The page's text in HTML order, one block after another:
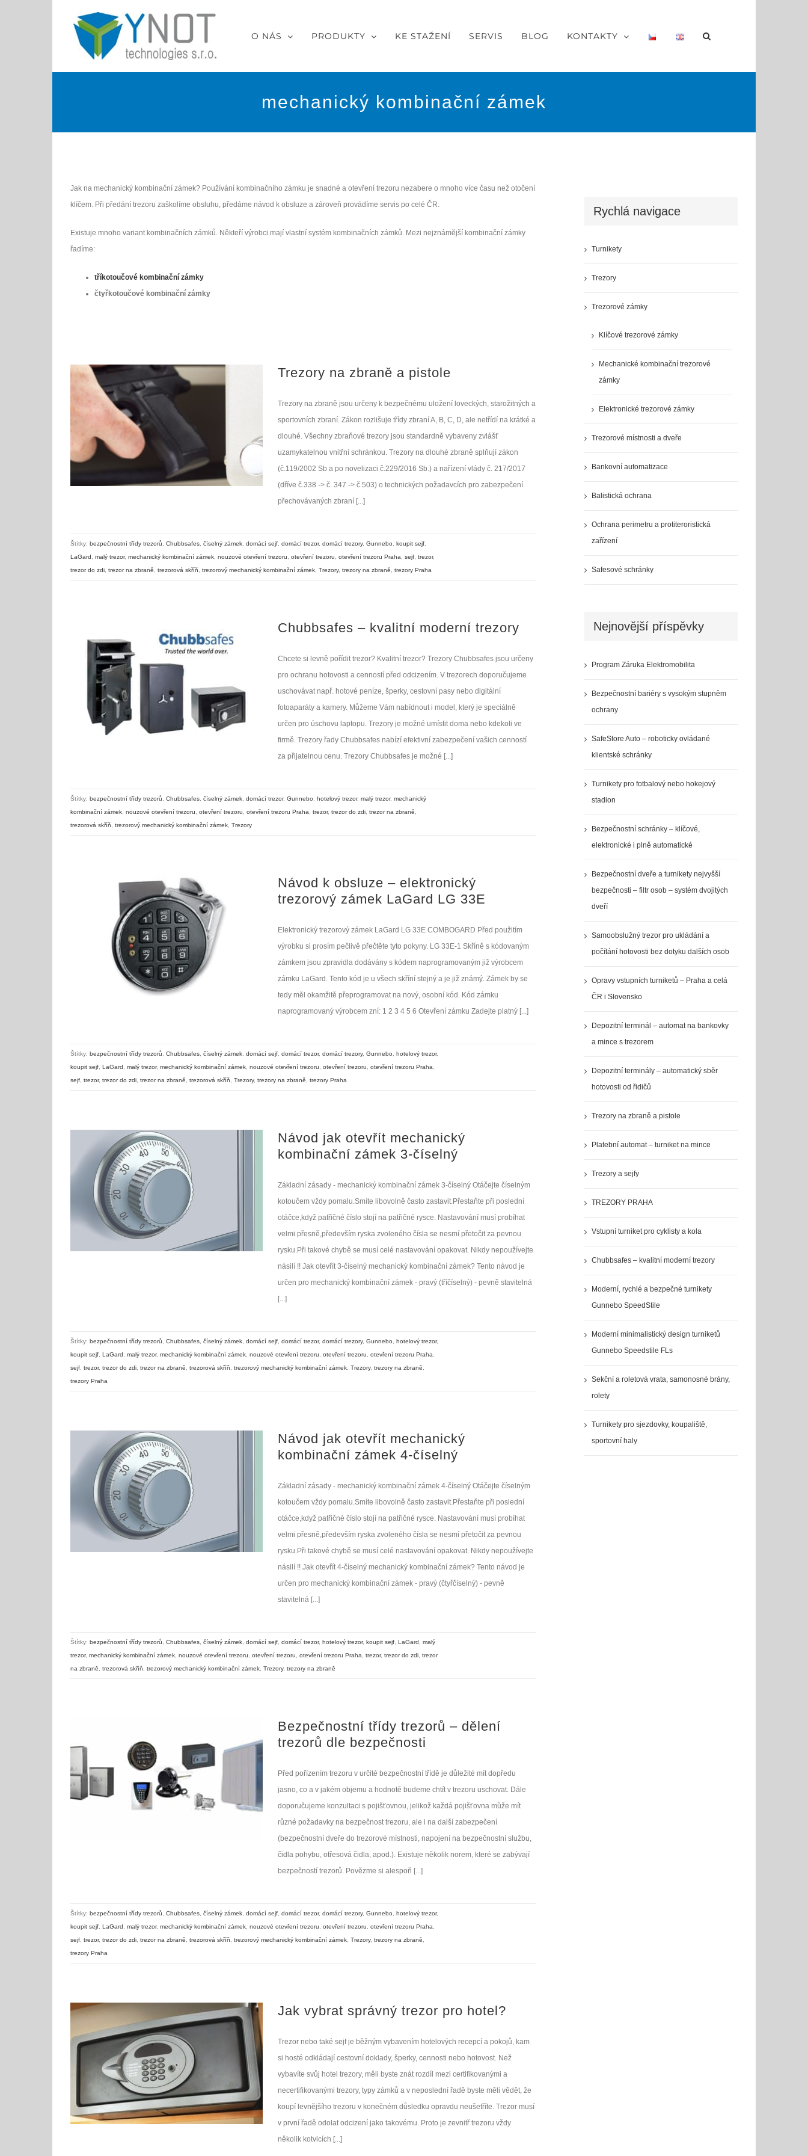
O NÁS PRODUKTY KE STAŽENÍ SERVIS BLOG KONTAKTY
mechanický kombinační zámek
Jak na mechanický kombinační zámek? Používání kombinačního zámku je snadné a otevření trezoru nezabere o mnoho více času než otočení
klíčem. Při předání trezoru zaškolíme obsluhu, předáme návod k obsluze a zároveň provádíme servis po celé ČR.
Existuje mnoho variant kombinačních zámků. Někteří výrobci mají vlastní systém kombinačních zámků. Mezi nejznámější kombinační zámky
řadíme:
tříkotoučové kombinační zámky
čtyřkotoučové kombinační zámky
Trezory na zbraně a pistole
Trezory na zbraně jsou určeny k bezpečnému uložení loveckých, starožitných a
sportovních zbraní. Zákon rozlišuje třídy zbraní A, B, C, D, ale netřídí na krátké a
dlouhé. Všechny zbraňové trezory jsou standardně vybaveny zvlášť
uzamykatelnou vnitřní schránkou. Trezory na dlouhé zbraně splňují zákon
(č.119/2002 Sb a po novelizaci č.229/2016 Sb.) a nařízení vlády č. 217/2017
(dříve č.338 -> č. 347 -> č.503) o technických požadavcích pro zabezpečení
přechovávaných zbraní [...]
Štítky: bezpečnostní třídy trezorů Chubbsafes číselný zámek domácí sejf domácí trezor, domácí trezory, Gunnebo koupit sejf
LaGard
malý trezor, mechanický kombinační zámek nouzové otevření trezoru otevření trezoru otevření trezoru Praha sejf trezor,
trezor do zdi trezor na zbraně trezorová skříň trezorový mechanický kombinační zámek Trezory, trezory na zbraně trezory Praha
Chubbsafes – kvalitní moderní trezory
Chcete si levně pořídit trezor? Kvalitní trezor? Trezory Chubbsafes jsou určeny
pro ochranu hotovosti a cenností před odcizením. V trezorech doporučujeme
uschovávat např. hotové peníze, šperky, cestovní pasy nebo digitální
fotoaparáty a kamery. Můžeme Vám nabídnout i model, který je speciálně
určen pro úschovu laptopu. Trezory je možné umístit doma nebo kdekoli ve
firmě. Trezory řady Chubbsafes nabízí efektivní zabezpečení vašich cenností
za přijatelnou cenu. Trezory Chubbsafes je možné [...]
Štítky: bezpečnostní třídy trezorů Chubbsafes číselný zámek domácí trezor, Gunnebo hotelový trezor, malý trezor, mechanický
kombinační zámek nouzové otevření trezoru otevření trezoru otevření trezoru Praha trezor, trezor do zdi trezor na zbraně
trezorová skříň
trezorový mechanický kombinační zámek Trezory
Návod k obsluze – elektronický
trezorový zámek LaGard LG 33E
Elektronický trezorový zámek LaGard LG 33E COMBOGARD Před použitím
výrobku si prosím pečlivě přečtěte tyto pokyny. LG 33E-1 Skříně s kódovaným
zámkem jsou zpravidla dodávány s kódem naprogramovaným již výrobcem
zámku LaGard. Tento kód je u všech skříní stejný a je již známý. Zámek by se
tedy měl okamžitě přeprogramovat na nový, osobní kód. Kód zámku
naprogramovaný výrobcem zní: 1 2 3 4 5 6 Otevření zámku Zadejte platný [...]
Štítky: bezpečnostní třídy trezorů Chubbsafes číselný zámek domácí sejf domácí trezor, domácí trezory, Gunnebo hotelový trezor,
koupit sejf LaGard malý trezor, mechanický kombinační zámek nouzové otevření trezoru otevření trezoru otevření trezoru Praha
sejf trezor, trezor do zdi trezor na zbraně trezorová skříň Trezory, trezory na zbraně trezory Praha
Návod jak otevřít mechanický
kombinační zámek 3-číselný
Základní zásady - mechanický kombinační zámek 3-číselný Otáčejte číselným
kotoučem vždy pomalu.Smíte libovolně často zastavit.Přestaňte při poslední
otáčce,když patřičné číslo stojí na patřičné rysce. Nastavování musí probíhat
velmi přesně,především ryska zvoleného čísla se nesmí přetočit za pevnou
rysku.Při takové chybě se musí celé nastavování opakovat. Nikdy nepoužívejte
násilí !! Jak otevřít 3-číselný mechanický kombinační zámek? Tento návod je
určen pro mechanický kombinační zámek - pravý (tříčíselný) - pevně stavitelná
[...]
Štítky: bezpečnostní třídy trezorů Chubbsafes číselný zámek domácí sejf domácí trezor, domácí trezory, Gunnebo hotelový trezor,
koupit sejf LaGard malý trezor, mechanický kombinační zámek nouzové otevření trezoru otevření trezoru otevření trezoru Praha
sejf trezor, trezor do zdi trezor na zbraně trezorová skříň trezorový mechanický kombinační zámek Trezory, trezory na zbraně
trezory Praha
Návod jak otevřít mechanický
kombinační zámek 4-číselný
Základní zásady - mechanický kombinační zámek 4-číselný Otáčejte číselným
kotoučem vždy pomalu.Smíte libovolně často zastavit.Přestaňte při poslední
otáčce,když patřičné číslo stojí na patřičné rysce. Nastavování musí probíhat
velmi přesně,především ryska zvoleného čísla se nesmí přetočit za pevnou
rysku.Při takové chybě se musí celé nastavování opakovat. Nikdy nepoužívejte
násilí !! Jak otevřít 4-číselný mechanický kombinační zámek? Tento návod je
určen pro mechanický kombinační zámek - pravý (čtyřčíselný) - pevně
stavitelná [...]
Štítky: bezpečnostní třídy trezorů Chubbsafes číselný zámek domácí sejf domácí trezor, hotelový trezor, koupit sejf LaGard
malý
trezor, mechanický kombinační zámek nouzové otevření trezoru otevření trezoru otevření trezoru Praha trezor, trezor do zdi trezor
na zbraně
trezorová skříň trezorový mechanický kombinační zámek Trezory, trezory na zbraně
Bezpečnostní třídy trezorů – dělení
trezorů dle bezpečnosti
Před pořízením trezoru v určité bezpečnostní třídě je důležité mít dopředu
jasno, co a v jakém objemu a hodnotě budeme chtít v trezoru uschovat. Dále
doporučujeme konzultaci s pojišťovnou, jelikož každá pojišťovna může mít
různé požadavky na bezpečnost trezoru, ale i na další zabezpečení
(bezpečnostní dveře do trezorové místnosti, napojení na bezpečnostní službu,
čidla pohybu, otřesová čidla, apod.). Existuje několik norem, které se zabývají
bezpečností trezorů. Povězme si alespoň [...]
Štítky: bezpečnostní třídy trezorů Chubbsafes číselný zámek domácí sejf domácí trezor, domácí trezory, Gunnebo hotelový trezor,
koupit sejf LaGard malý trezor, mechanický kombinační zámek nouzové otevření trezoru otevření trezoru otevření trezoru Praha
sejf trezor, trezor do zdi trezor na zbraně trezorová skříň trezorový mechanický kombinační zámek Trezory, trezory na zbraně
trezory Praha
Jak vybrat správný trezor pro hotel?
Trezor nebo také sejf je běžným vybavením hotelových recepcí a pokojů, kam
si hosté odkládají cestovní doklady, šperky, cennosti nebo hotovost. Než
vybavíte svůj hotel trezory, měli byste znát rozdíl mezi certifikovanými a
necertifikovanými trezory, typy zámků a v neposlední řadě byste měli vědět, že
koupí levnějšího trezoru v konečném důsledku opravdu neušetříte. Trezor musí
v první řadě odolat odcizení jako takovému. Proto je zevnitř trezoru vždy
několik kotvicích [...]
Rychlá navigace
Turnikety
Trezory
Trezorové zámky
Klíčové trezorové zámky
Mechanické kombinační trezorové
zámky
Elektronické trezorové zámky
Trezorové místnosti a dveře
Bankovní automatizace
Balistická ochrana
Ochrana perimetru a protiteroristická
zařízení
Safesové schránky
Nejnovější příspěvky
Program Záruka Elektromobilita
Bezpečnostní bariéry s vysokým stupněm
ochrany
SafeStore Auto – roboticky ovládané
klientské schránky
Turnikety pro fotbalový nebo hokejový
stadion
Bezpečnostní schránky – klíčové,
elektronické i plně automatické
Bezpečnostní dveře a turnikety nejvyšší
bezpečnosti – filtr osob – systém dvojitých
dveří
Samoobslužný trezor pro ukládání a
počítání hotovosti bez dotyku dalších osob
Opravy vstupních turniketů – Praha a celá
ČR i Slovensko
Depozitní terminál – automat na bankovky
a mince s trezorem
Depozitní terminály – automatický sběr
hotovosti od řidičů
Trezory na zbraně a pistole
Platební automat – turniket na mince
Trezory a sejfy
TREZORY PRAHA
Vstupní turniket pro cyklisty a kola
Chubbsafes – kvalitní moderní trezory
Moderní, rychlé a bezpečné turnikety
Gunnebo SpeedStile
Moderní minimalistický design turniketů
Gunnebo Speedstile FLs
Sekční a roletová vrata, samonosné brány,
rolety
Turnikety pro sjezdovky, koupaliště,
sportovní haly